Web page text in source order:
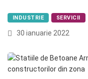
INDUSTRIE SERVICII
30 ianuarie 2022